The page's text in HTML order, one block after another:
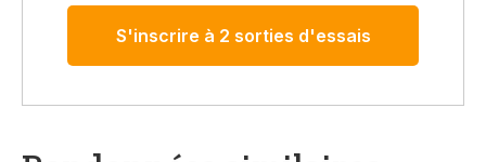
S'inscrire à 2 sorties d'essais